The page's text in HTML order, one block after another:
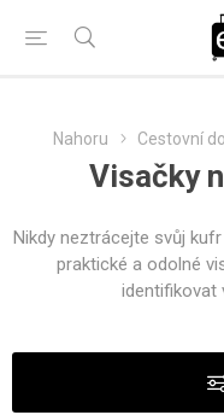
Nahoru Cestovní
Visačky
Nikdy neztrácejte svůj
praktické a odolné
identifikovat